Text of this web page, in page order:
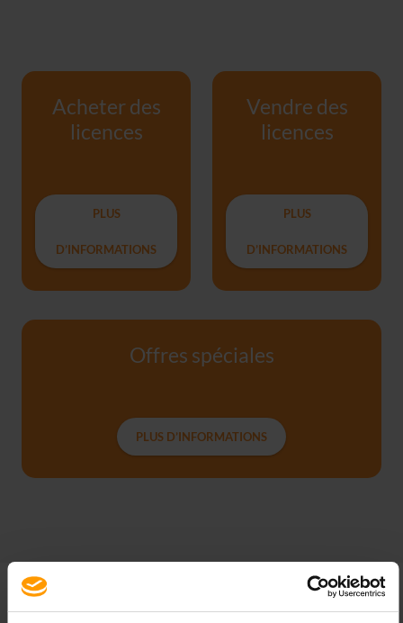
Acheter des
licences
PLUS
D’INFORMATIONS
Vendre des
licences
PLUS
D’INFORMATIONS
Offres spéciales
PLUS D’INFORMATIONS